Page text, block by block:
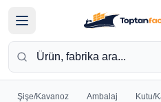
Şişe/Kavanoz Ambalaj Kutu/